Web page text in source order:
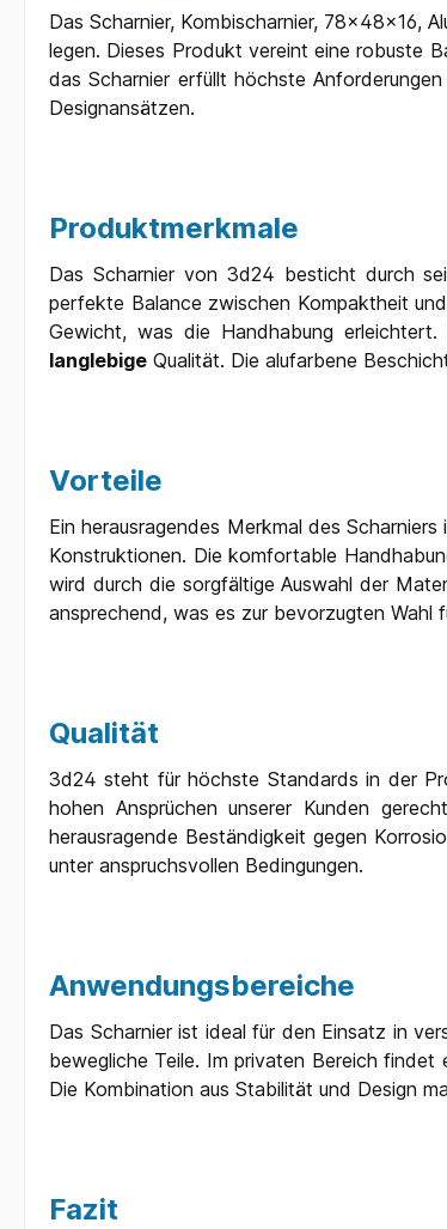
Das Scharnier, Kombischarnier, 78x48x16,
legen. Dieses Produkt vereint eine robuste
das Scharnier erfüllt höchste
Designansätzen.
Produktmerkmale
Das Scharnier von 3d24 besticht durch
perfekte Balance zwischen Kompaktheit
Gewicht, was die Handhabung
langlebige Qualität. Die alufarbene
Vorteile
Ein herausragendes Merkmal des
Konstruktionen. Die komfortable
wird durch die sorgfältige Auswahl der
ansprechend, was es zur bevorzugten Wahl
Qualität
3d24 steht für höchste Standards in der
hohen Ansprüchen unserer Kunden
herausragende Beständigkeit gegen
unter anspruchsvollen Bedingungen.
Anwendungsbereiche
Das Scharnier ist ideal für den Einsatz in
bewegliche Teile. Im privaten Bereich
Die Kombination aus Stabilität und Design
Fazit